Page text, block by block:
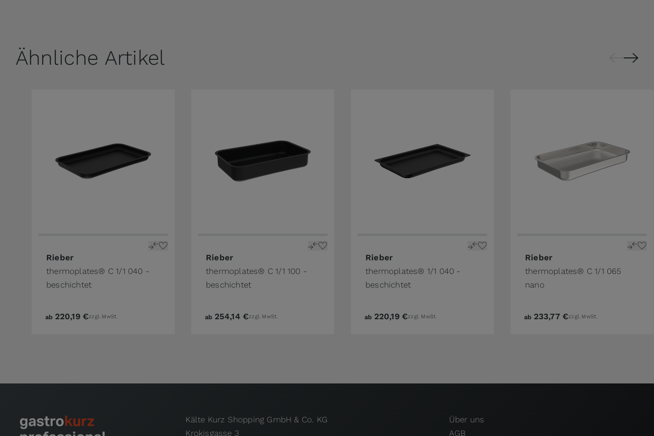
Ähnliche Artikel
Rieber
thermoplates® C 1/1 040 -
beschichtet
The price depends on the options chosen on the product page
ab 220,19 €zzgl. MwSt.
Rieber
thermoplates® C 1/1 100 -
beschichtet
The price depends on the options chosen on the product page
ab 254,14 €zzgl. MwSt.
Rieber
thermoplates® 1/1 040 -
beschichtet
The price depends on the options chosen on the product page
ab 220,19 €zzgl. MwSt.
Rieber
thermoplates® C 1/1 065
nano
The price depends on the
ab 233,77 €zzgl. MwSt.
Kälte Kurz Shopping GmbH & Co. KG
Krokisgasse 3
Über uns
AGB